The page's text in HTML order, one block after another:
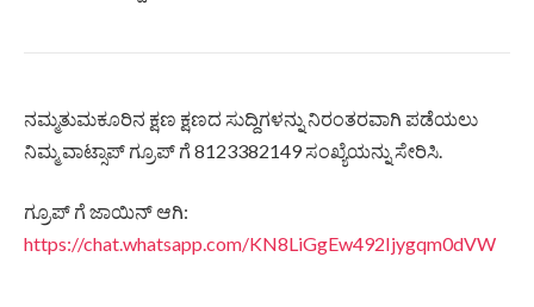
ನಮ್ಮತುಮಕೂರಿನ ಕ್ಷಣ ಕ್ಷಣದ ಸುದ್ದಿಗಳನ್ನು ನಿರಂತರವಾಗಿ ಪಡೆಯಲು
ನಿಮ್ಮ ವಾಟ್ಸಾಪ್ ಗ್ರೂಪ್ ಗೆ 8123382149 ಸಂಖ್ಯೆಯನ್ನು ಸೇರಿಸಿ.
ಗ್ರೂಪ್ ಗೆ ಜಾಯಿನ್ ಆಗಿ:
https://chat.whatsapp.com/KN8LiGgEw492Ijygqm0dVW